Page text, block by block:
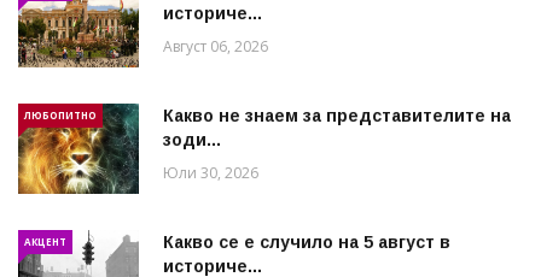
историче...
Август 06, 2026
ЛЮБОПИТНО
Какво не знаем за представителите на
зоди...
Юли 30, 2026
АКЦЕНТ
Какво се е случило на 5 август в
историче...